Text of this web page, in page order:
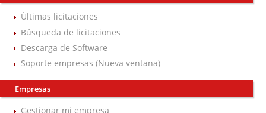
Últimas licitaciones
Búsqueda de licitaciones
Descarga de Software
Soporte empresas (Nueva ventana)
Empresas
Gestionar mi empresa